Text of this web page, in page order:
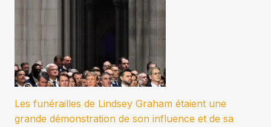
Les funérailles de Lindsey Graham étaient une
grande démonstration de son influence et de sa